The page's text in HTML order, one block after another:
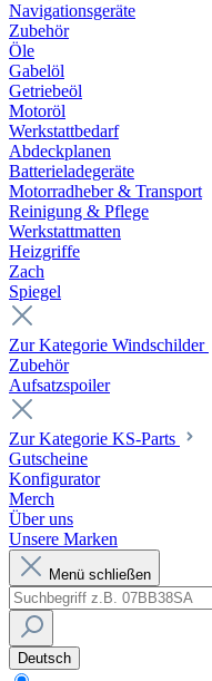
Navigationsgeräte
Zubehör
Öle
Gabelöl
Getriebeöl
Motoröl
Werkstattbedarf
Abdeckplanen
Batterieladegeräte
Motorradheber & Transport
Reinigung & Pflege
Werkstattmatten
Heizgriffe
Zach
Spiegel
Zur Kategorie Windschilder
Zubehör
Aufsatzspoiler
Zur Kategorie KS-Parts
Gutscheine
Konfigurator
Merch
Über uns
Unsere Marken
Menü schließen
Deutsch